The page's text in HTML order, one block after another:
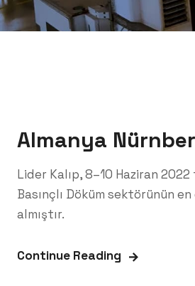
Almanya
Lider Kalıp, 8–10 Haziran
Basınçlı Döküm sektörünün
almıştır.
Continue Reading